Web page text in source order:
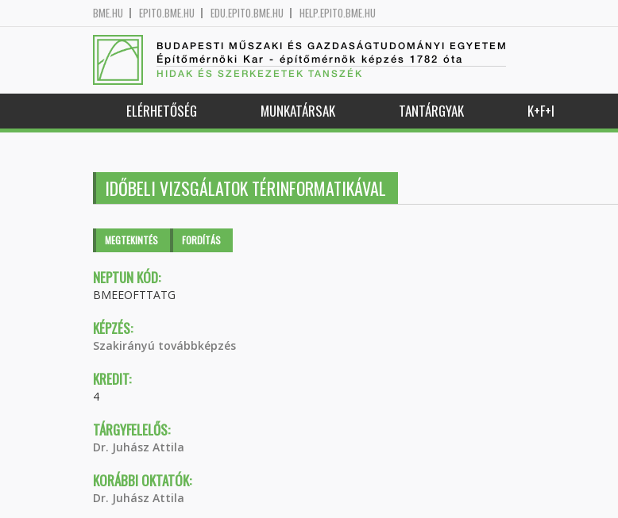
BME.HU EPITO.BME.HU EDU.EPITO.BME.HU HELP.EPITO.BME.HU
BUDAPESTI MŰSZAKI ÉS GAZDASÁGTUDOMÁNYI EGYETEM
Építőmérnöki Kar - építőmérnök képzés 1782 óta
HIDAK ÉS SZERKEZETEK TANSZÉK
ELÉRHETŐSÉG MUNKATÁRSAK TANTÁRGYAK K+F+I
IDŐBELI VIZSGÁLATOK TÉRINFORMATIKÁVAL
Elsődleges fülek
MEGTEKINTÉS (AKTÍVFORDÍTÁS
NEPTUN KÓD:
BMEEOFTTATG
KÉPZÉS:
Szakirányú továbbképzés
KREDIT:
4
TÁRGYFELELŐS:
Dr. Juhász Attila
KORÁBBI OKTATÓK:
Dr. Juhász Attila